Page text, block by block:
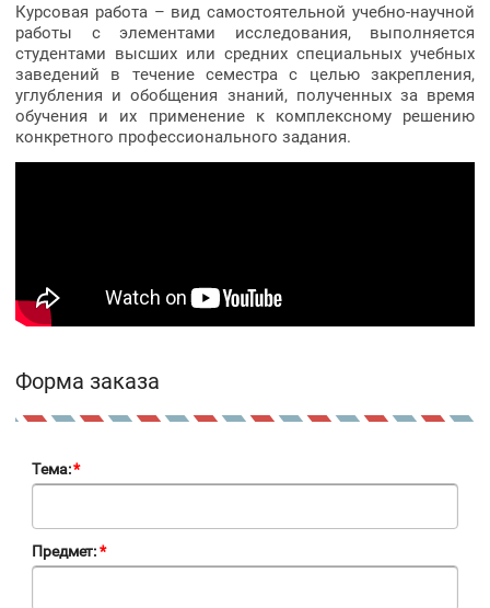
Курсовая работа – вид самостоятельной учебно-научной
работы с элементами исследования, выполняется
студентами высших или средних специальных учебных
заведений в течение семестра с целью закрепления,
углубления и обобщения знаний, полученных за время
обучения и их применение к комплексному решению
конкретного профессионального задания.
Форма заказа
Тема:*
Предмет:*